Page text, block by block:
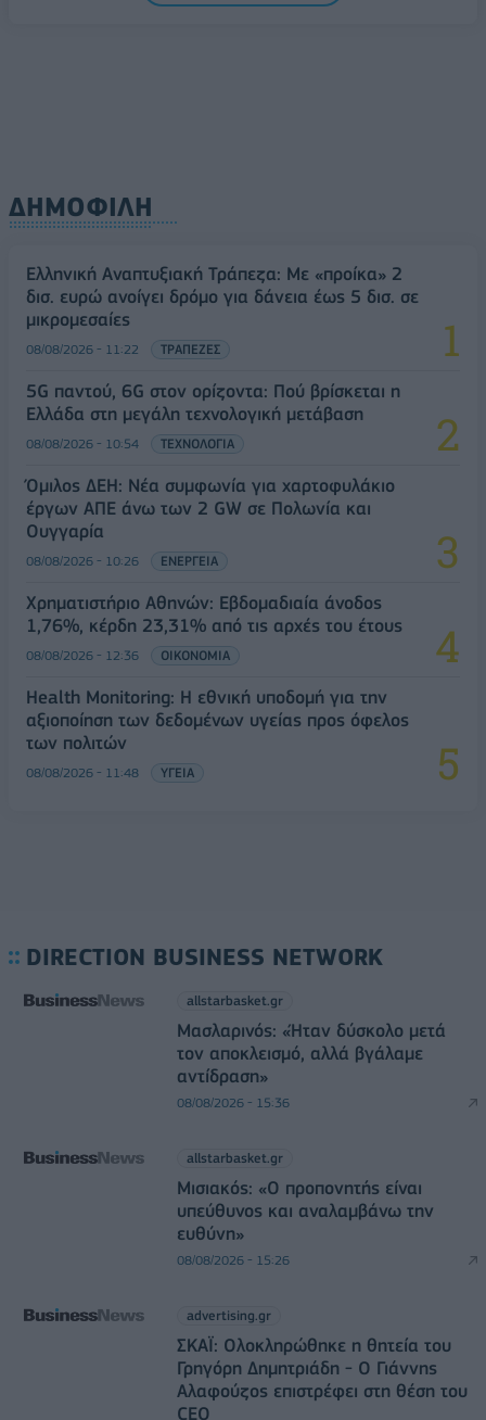
ΔΗΜΟΦΙΛΗ
Ελληνική Αναπτυξιακή Τράπεζα: Με «προίκα» 2
δισ. ευρώ ανοίγει δρόμο για δάνεια έως 5 δισ. σε
μικρομεσαίες
08/08/2026 - 11:22 ΤΡΑΠΕΖΕΣ
5G παντού, 6G στον ορίζοντα: Πού βρίσκεται η
Ελλάδα στη μεγάλη τεχνολογική μετάβαση
08/08/2026 - 10:54 ΤΕΧΝΟΛΟΓΙΑ
Όμιλος ΔΕΗ: Νέα συμφωνία για χαρτοφυλάκιο
έργων ΑΠΕ άνω των 2 GW σε Πολωνία και
Ουγγαρία
08/08/2026 - 10:26 ΕΝΕΡΓΕΙΑ
Χρηματιστήριο Αθηνών: Εβδομαδιαία άνοδος
1,76%, κέρδη 23,31% από τις αρχές του έτους
08/08/2026 - 12:36 ΟΙΚΟΝΟΜΙΑ
Health Monitoring: Η εθνική υποδομή για την
αξιοποίηση των δεδομένων υγείας προς όφελος
των πολιτών
08/08/2026 - 11:48 ΥΓΕΙΑ
DIRECTION BUSINESS NETWORK
allstarbasket.gr
Μασλαρινός: «Ήταν δύσκολο μετά
τον αποκλεισμό, αλλά βγάλαμε
αντίδραση»
08/08/2026 - 15:36
allstarbasket.gr
Μισιακός: «Ο προπονητής είναι
υπεύθυνος και αναλαμβάνω την
ευθύνη»
08/08/2026 - 15:26
advertising.gr
ΣΚΑΪ: Ολοκληρώθηκε η θητεία του
Γρηγόρη Δημητριάδη - Ο Γιάννης
Αλαφούζος επιστρέφει στη θέση του
CEO